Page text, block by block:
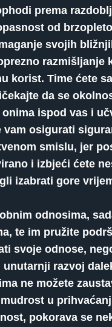
prema
od
svojih
korist. Time ćete
da se
ispod vas i
vam osigurati
smislu, jer
i izbjeći ćete
izabrati gore
odnosima,
te im pružite
svoje odnose,
razvoj
ne možete
u
pokorava se